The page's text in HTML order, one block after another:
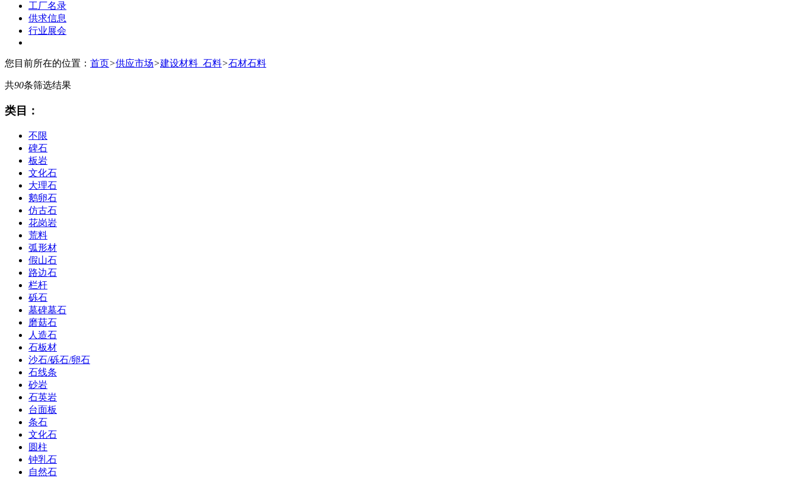
工厂名录
供求信息
行业展会
您目前所在的位置： 首页>供应市场>建设材料_石料>石材石料
共90条筛选结果
类目：
不限
碑石
板岩
文化石
大理石
鹅卵石
仿古石
花岗岩
荒料
弧形材
假山石
路边石
栏杆
砾石
墓碑墓石
磨菇石
人造石
石板材
沙石/砾石/卵石
石线条
砂岩
石英岩
台面板
条石
文化石
圆柱
钟乳石
自然石